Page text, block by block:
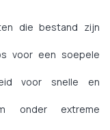
die bestand zijn
voor een soepele
voor snelle en
onder extreme